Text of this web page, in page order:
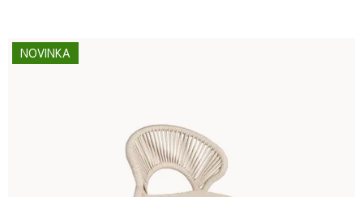
NOVINKA